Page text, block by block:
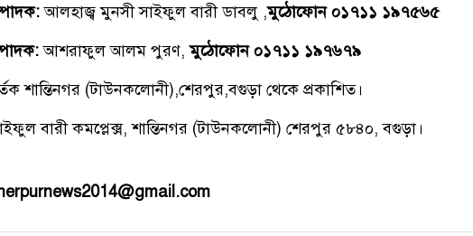
আলহাজ্ব মুনসী সাইফুল বারী ডাবলু ,মুঠোফোন ০১৭১১ ১৯৭৫৬৫
আশরাফুল আলম পুরণ,মুঠোফোন ০১৭১১ ১৯৭৬৭৯
শান্তিনগর (টাউনকলোনী),শেরপুর,বগুড়া থেকে প্রকাশিত।
বারী কমপ্লেক্স, শান্তিনগর (টাউনকলোনী) শেরপুর ৫৮৪০, বগুড়া।